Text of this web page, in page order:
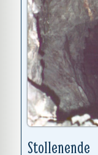
Stollenende